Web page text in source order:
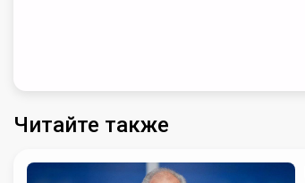
Читайте также